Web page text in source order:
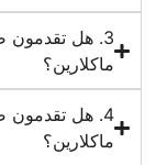
‏3. هل تقدمون
ماكلارين؟‏
‏4. هل تقدمون
ماكلارين؟‏